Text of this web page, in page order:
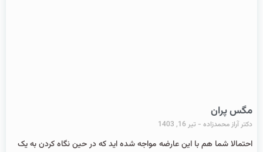
مگس پران
دکتر آراز محمدزاده تیر 16, 1403
احتمالا شما هم با این عارضه مواجه شده اید که در حین نگاه کردن به یک